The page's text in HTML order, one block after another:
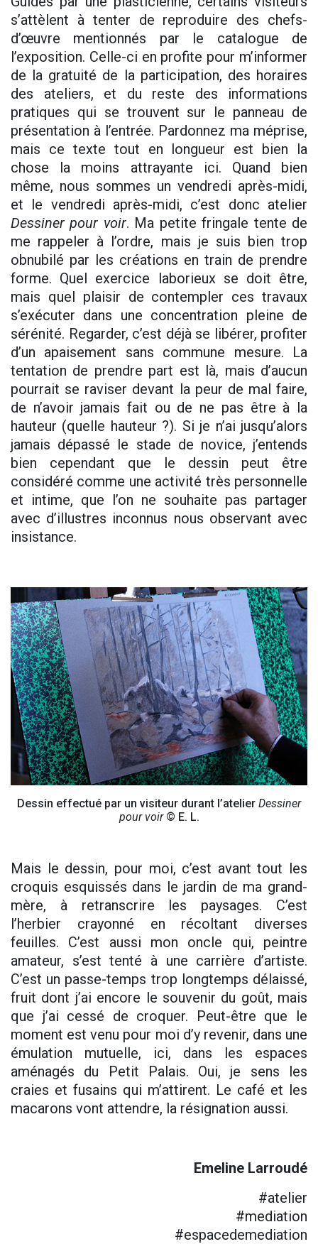
s’attèlent à tenter de reproduire des chefs-
d’œuvre mentionnés par le catalogue de
l’exposition. Celle-ci en profite pour m’informer
de la gratuité de la participation, des horaires
des ateliers, et du reste des informations
pratiques qui se trouvent sur le panneau de
présentation à l’entrée. Pardonnez ma méprise,
mais ce texte tout en longueur est bien la
chose la moins attrayante ici. Quand bien
même, nous sommes un vendredi après-midi,
et le vendredi après-midi, c’est donc atelier
Dessiner pour voir. Ma petite fringale tente de
me rappeler à l’ordre, mais je suis bien trop
obnubilé par les créations en train de prendre
forme. Quel exercice laborieux se doit être,
mais quel plaisir de contempler ces travaux
s’exécuter dans une concentration pleine de
sérénité. Regarder, c’est déjà se libérer, profiter
d’un apaisement sans commune mesure. La
tentation de prendre part est là, mais d’aucun
pourrait se raviser devant la peur de mal faire,
de n’avoir jamais fait ou de ne pas être à la
hauteur (quelle hauteur ?). Si je n’ai jusqu’alors
jamais dépassé le stade de novice, j’entends
bien cependant que le dessin peut être
considéré comme une activité très personnelle
et intime, que l’on ne souhaite pas partager
avec d’illustres inconnus nous observant avec
insistance.
Dessin effectué par un visiteur durant l’atelier Dessiner
pour voir© E. L.
Mais le dessin, pour moi, c’est avant tout les
croquis esquissés dans le jardin de ma grand-
mère, à retranscrire les paysages. C’est
l’herbier crayonné en récoltant diverses
feuilles. C’est aussi mon oncle qui, peintre
amateur, s’est tenté à une carrière d’artiste.
C’est un passe-temps trop longtemps délaissé,
fruit dont j’ai encore le souvenir du goût, mais
que j’ai cessé de croquer. Peut-être que le
moment est venu pour moi d’y revenir, dans une
émulation mutuelle, ici, dans les espaces
aménagés du Petit Palais. Oui, je sens les
craies et fusains qui m’attirent. Le café et les
macarons vont attendre, la résignation aussi.
Emeline Larroudé
#atelier
#mediation
#espacedemediation